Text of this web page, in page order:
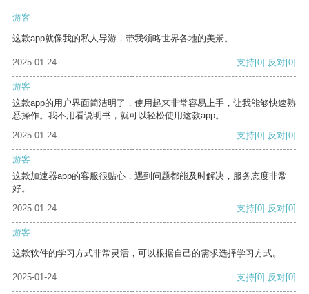
游客
这款app就像我的私人导游，带我领略世界各地的美景。
2025-01-24 支持[0] 反对[0]
游客
这款app的用户界面简洁明了，使用起来非常容易上手，让我能够快速熟
悉操作。我不用看说明书，就可以轻松使用这款app。
2025-01-24
支持[0] 反对[0]
游客
这款加速器app的客服很贴心，遇到问题都能及时解决，服务态度非常
好。
2025-01-24
支持[0] 反对[0]
游客
这款软件的学习方式非常灵活，可以根据自己的需求选择学习方式。
2025-01-24 支持[0] 反对[0]